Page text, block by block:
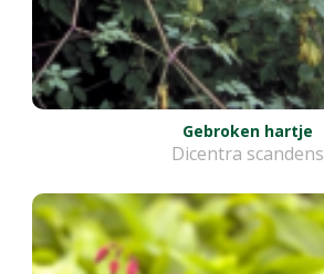
Gebroken hartje
Dicentra scandens